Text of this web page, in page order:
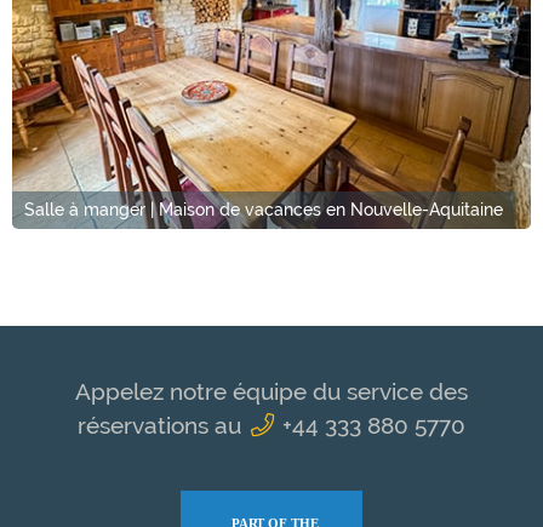
Salle à manger | Maison de vacances en Nouvelle-Aquitaine
Appelez notre équipe du service des
réservations au
+44 333 880 5770